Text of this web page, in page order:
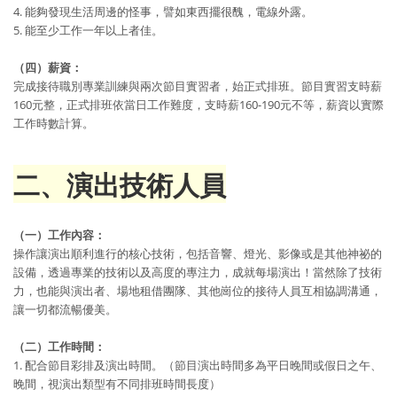
4. 能夠發現生活周邊的怪事，譬如東西擺很醜，電線外露。
5. 能至少工作一年以上者佳。
（四）薪資：
完成接待職別專業訓練與兩次節目實習者，始正式排班。節目實習支時薪
160元整，正式排班依當日工作難度，支時薪160-190元不等，薪資以實際
工作時數計算。
二、演出技術人員
（一）工作內容：
操作讓演出順利進行的核心技術，包括音響、燈光、影像或是其他神祕的
設備，透過專業的技術以及高度的專注力，成就每場演出！當然除了技術
力，也能與演出者、場地租借團隊、其他崗位的接待人員互相協調溝通，
讓一切都流暢優美。
（二）工作時間：
1. 配合節目彩排及演出時間。（節目演出時間多為平日晚間或假日之午、
晚間，視演出類型有不同排班時間長度）